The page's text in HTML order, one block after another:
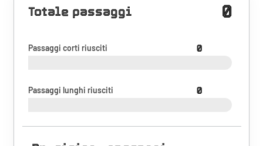
Totale passaggi 0
Passaggi corti riusciti 0
Passaggi lunghi riusciti 0